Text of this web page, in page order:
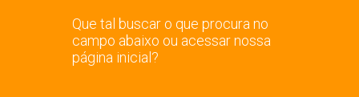
Que tal buscar o que procura no
campo abaixo ou acessar nossa
página inicial?